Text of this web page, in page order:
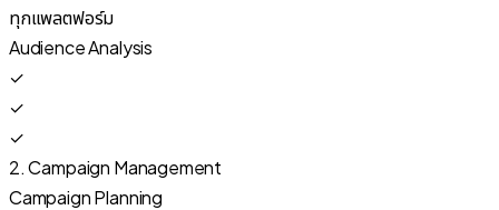
ทุกแพลตฟอร์ม
Audience Analysis
✓
✓
✓
2. Campaign Management
Campaign Planning